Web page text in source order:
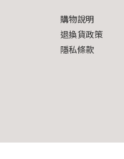
購物說明
退換貨政策
隱私條款